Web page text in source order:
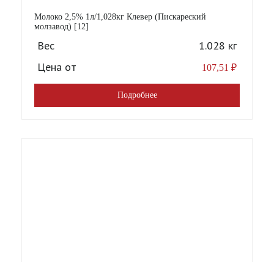
Молоко 2,5% 1л/1,028кг Клевер (Пискареский
молзавод) [12]
Вес
1.028 кг
Цена от
107,51 ₽
Подробнее